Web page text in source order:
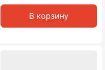
В корзину